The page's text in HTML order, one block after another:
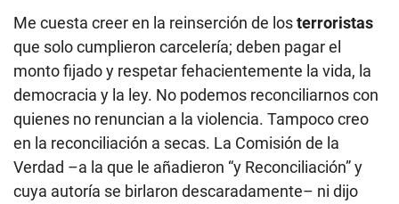
Me cuesta creer en la reinserción de losterroristas
que solo cumplieron carcelería; deben pagar el
monto fijado y respetar fehacientemente la vida, la
democracia y la ley. No podemos reconciliarnos con
quienes no renuncian a la violencia. Tampoco creo
en la reconciliación a secas. La Comisión de la
Verdad –a la que le añadieron “y Reconciliación” y
cuya autoría se birlaron descaradamente– ni dijo